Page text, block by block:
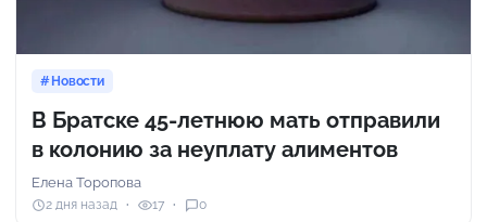
Новости
В Братске 45-летнюю мать отправили
в колонию за неуплату алиментов
Елена Торопова
2 дня назад 17 0